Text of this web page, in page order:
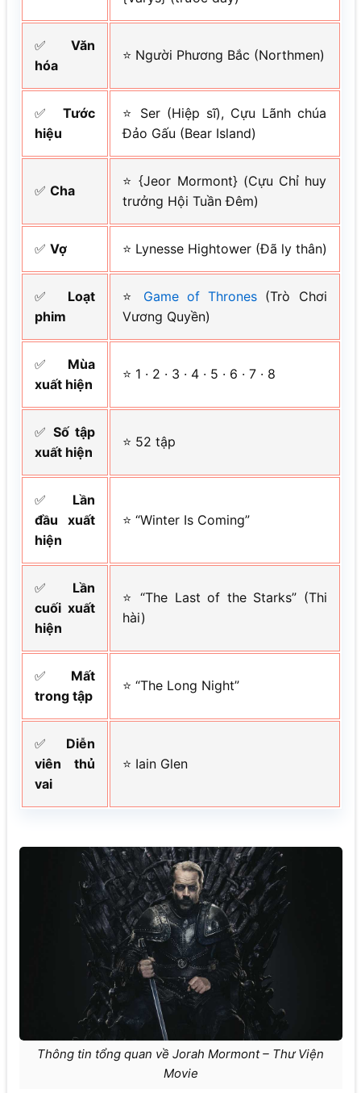
✅ Văn
hóa
⭐ Người Phương Bắc (Northmen)
✅ Tước
hiệu
⭐ Ser (Hiệp sĩ), Cựu Lãnh chúa
Đảo Gấu (Bear Island)
✅ Cha
⭐ {Jeor Mormont} (Cựu Chỉ huy
trưởng Hội Tuần Đêm)
✅ Vợ ⭐ Lynesse Hightower (Đã ly thân)
✅ Loạt
phim
⭐ Game of Thrones (Trò Chơi
Vương Quyền)
✅ Mùa
xuất hiện
⭐ 1 · 2 · 3 · 4 · 5 · 6 · 7 · 8
✅Số tập
xuất hiện
⭐ 52 tập
✅ Lần
đầu xuất
hiện
⭐ “Winter Is Coming”
✅ Lần
cuối xuất
hiện
⭐ “The Last of the Starks” (Thi
hài)
✅ Mất
trong tập
⭐ “The Long Night”
✅ Diễn
viên thủ
vai
⭐ Iain Glen
Thông tin tổng quan về Jorah Mormont – Thư Viện
Movie